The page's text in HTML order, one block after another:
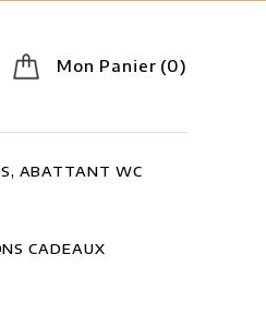
Mon Panier (0)
ABATTANT WC
CADEAUX